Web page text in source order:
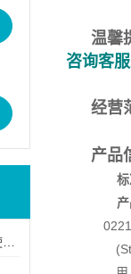
温馨
咨询客
经营
产品